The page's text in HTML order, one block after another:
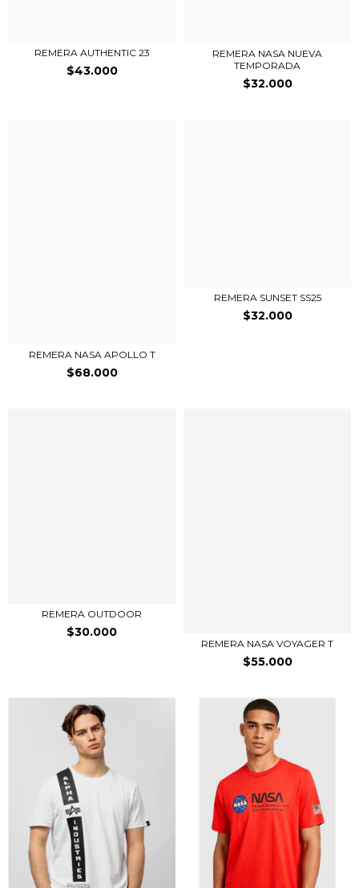
REMERA AUTHENTIC 23
$43.000
REMERA NASA NUEVA
TEMPORADA
$32.000
REMERA NASA APOLLO T
$68.000
REMERA SUNSET SS25
$32.000
REMERA OUTDOOR
$30.000
REMERA NASA VOYAGER T
$55.000